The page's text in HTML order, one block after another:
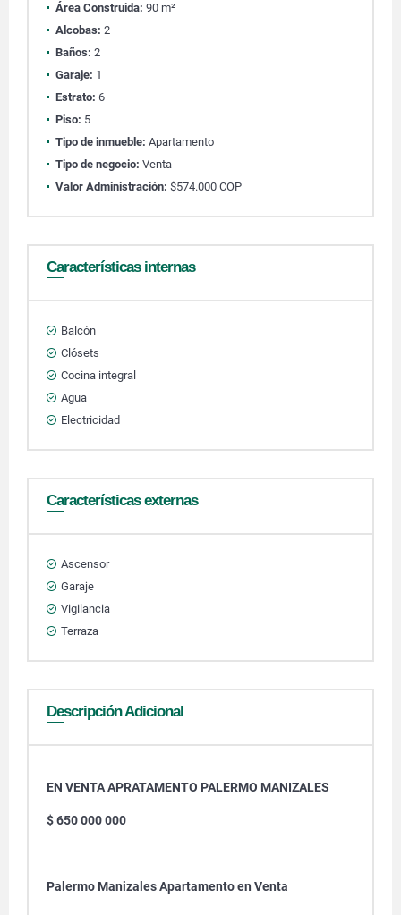
Área Construida: 90 m²
Alcobas: 2
Baños: 2
Garaje: 1
Estrato: 6
Piso: 5
Tipo de inmueble: Apartamento
Tipo de negocio: Venta
Valor Administración: $574.000 COP
Características internas
Balcón
Clósets
Cocina integral
Agua
Electricidad
Características externas
Ascensor
Garaje
Vigilancia
Terraza
Descripción Adicional
EN VENTA APRATAMENTO PALERMO MANIZALES
$ 650 000 000
Palermo Manizales Apartamento en Venta